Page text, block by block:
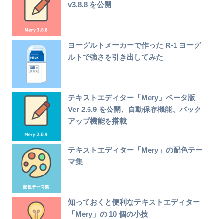
v3.8.8 を公開
ヨーグルトメーカーで作った R-1 ヨーグ
ルトで強さを引き出してみた
テキストエディター「Mery」ベータ版
Ver 2.6.9 を公開、自動保存機能、バック
アップ機能を搭載
テキストエディター「Mery」の配色テー
マ集
知っておくと便利なテキストエディター
「Mery」の 10 個の小技